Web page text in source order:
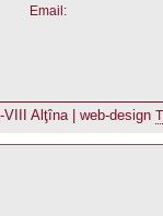
Email:
Alţîna | web-design